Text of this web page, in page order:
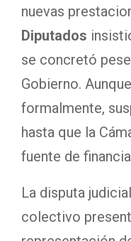
nuevas
Diputados
se concretó
Gobierno.
formalmente,
hasta que la
fuente de
La disputa
colectivo